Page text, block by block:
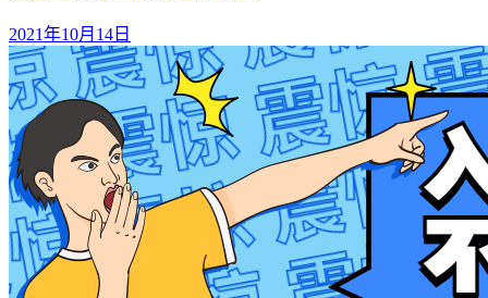
2021年10月14日